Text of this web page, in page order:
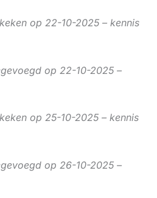
op 22-10-2025 – kennis
op 22-10-2025 –
op 25-10-2025 – kennis
op 26-10-2025 –